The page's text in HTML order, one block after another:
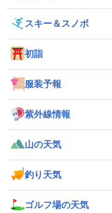
スキー＆スノボ
初詣
服装予報
紫外線情報
山の天気
釣り天気
ゴルフ場の天気